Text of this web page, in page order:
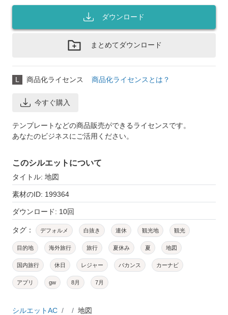
ダウンロード
まとめてダウンロード
L 商品化ライセンス 商品化ライセンスとは？
今すぐ購入
テンプレートなどの商品販売ができるライセンスです。
あなたのビジネスにご活用ください。
このシルエットについて
タイトル: 地図
素材のID: 199364
ダウンロード: 10回
タグ： デフォルメ 白抜き 連休 観光地 観光
目的地 海外旅行 旅行 夏休み 夏 地図
国内旅行 休日 レジャー バカンス カーナビ
アプリ gw 8月 7月
シルエットAC 地図